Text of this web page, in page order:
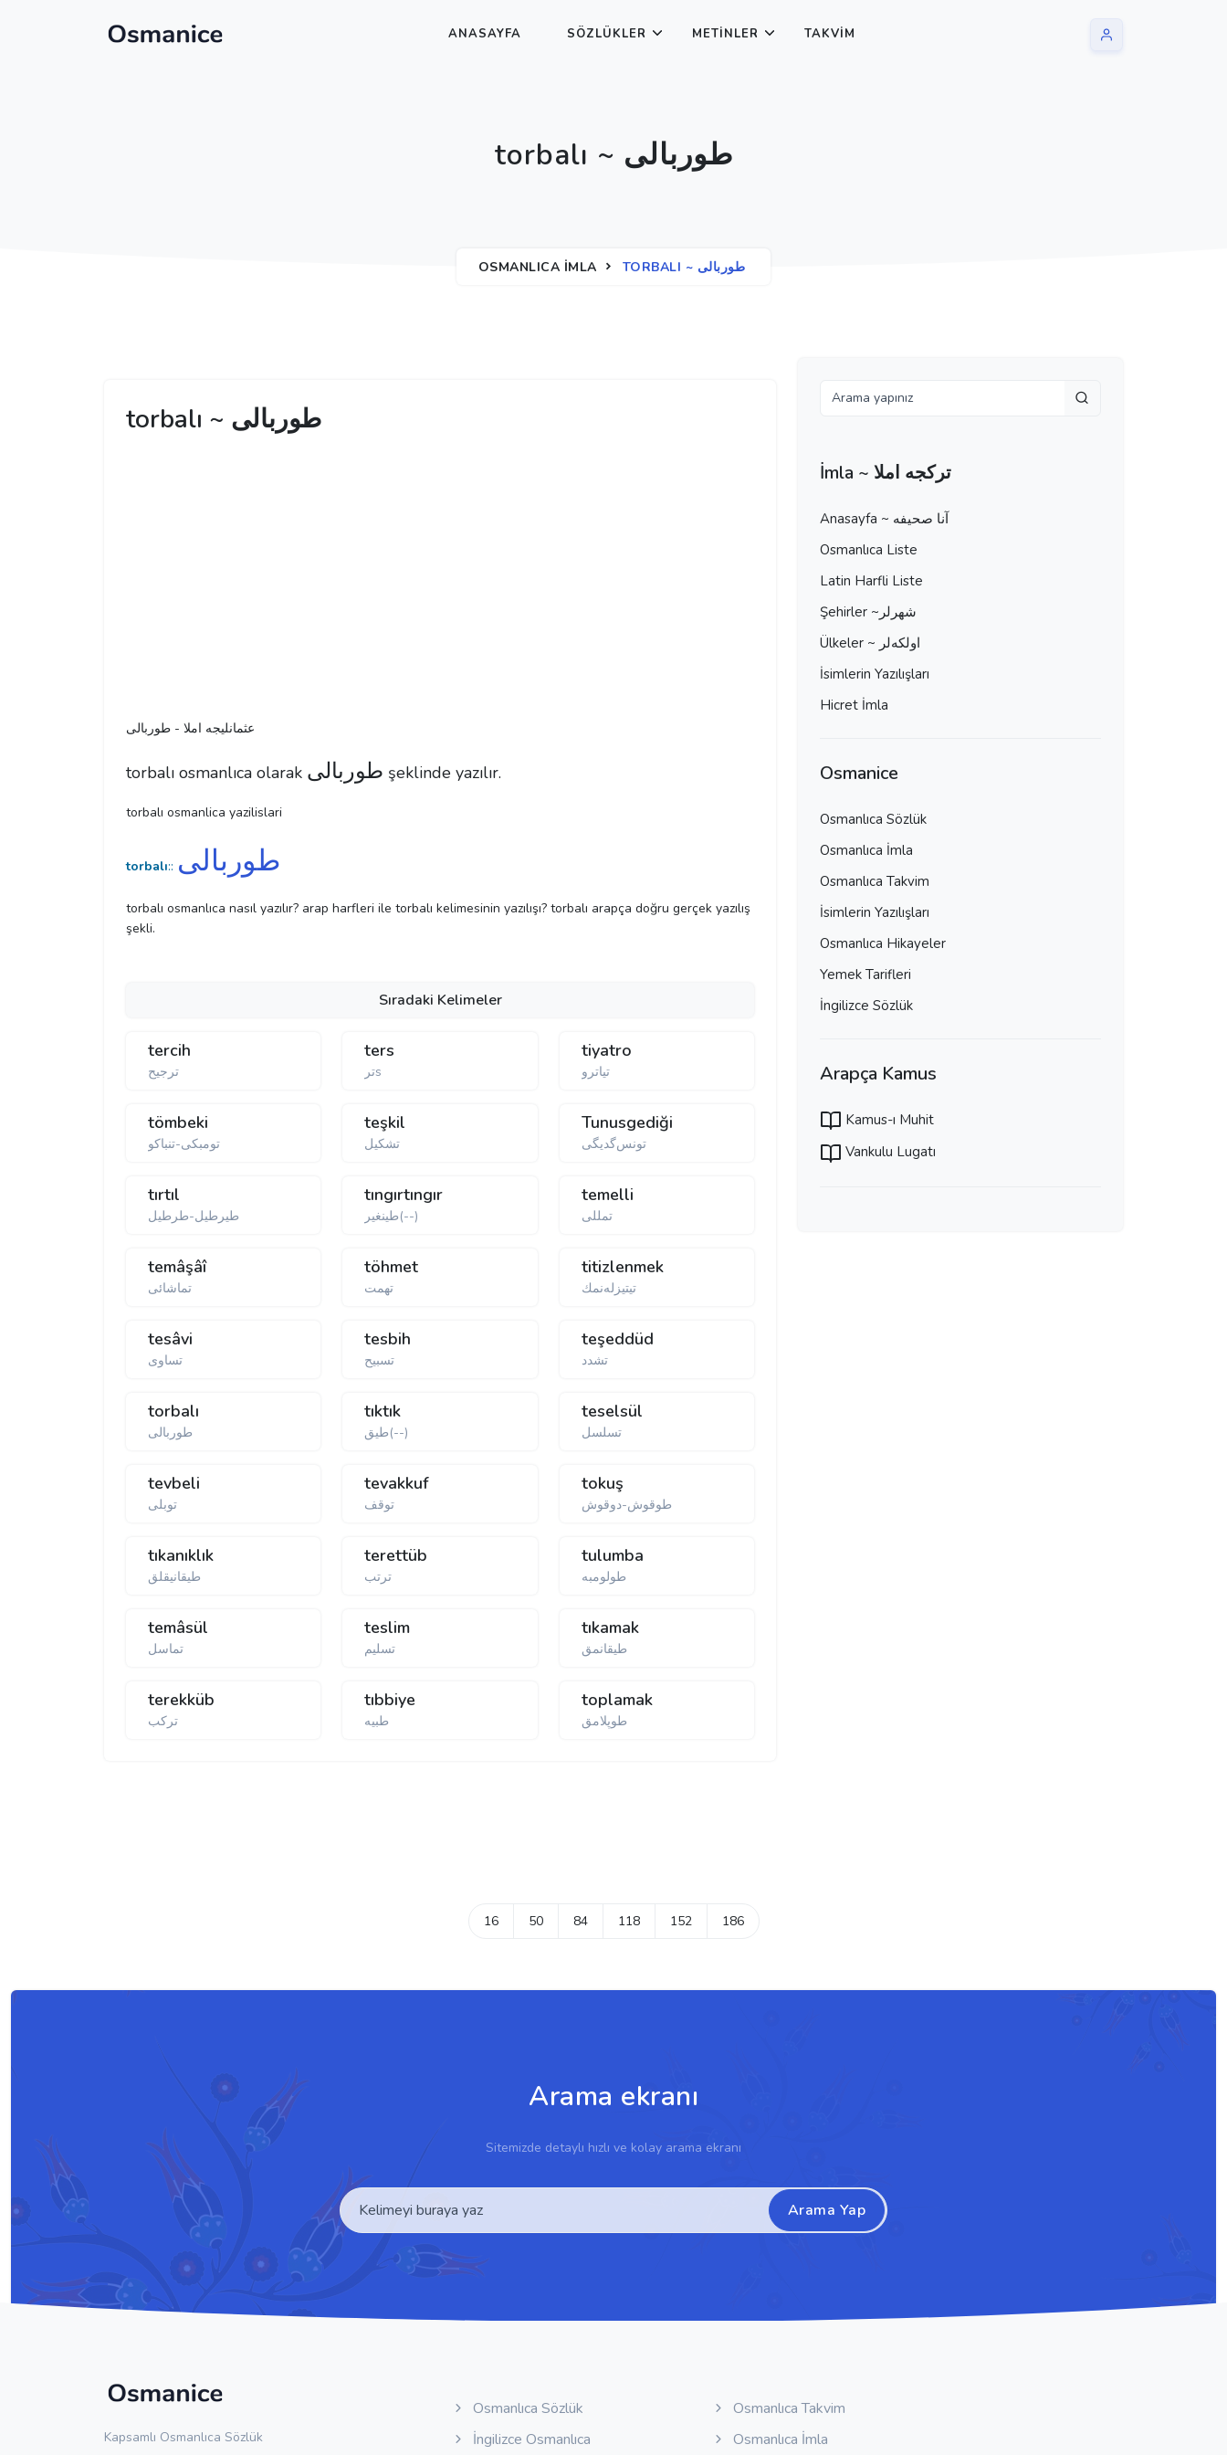
ANASAYFA SÖZLÜKLER METINLER TAKVIM
torbalı ~ طوربالی
OSMANLICA İMLA TORBALI ~ طوربالی
torbalı ~ طوربالی
عثمانليجه املا - طوربالی
torbalı osmanlıca olarak طوربالی şeklinde yazılır.
torbalı osmanlica yazilislari
torbalı:: طوربالی
torbalı osmanlıca nasıl yazılır? arap harfleri ile torbalı kelimesinin yazılışı? torbalı arapça doğru gerçek yazılış
şekli.
Sıradaki Kelimeler
tercih
ترجیح
ters
ترs
tiyatro
تیاترو
tömbeki
تومبكی-تنباكو
teşkil
تشكيل
Tunusgediği
تونس‌گديگی
tırtıl
طيرطيل-طرطيل
tıngırtıngır
طينغير(--)
temelli
تمللی
temâşâî
تماشائی
töhmet
تهمت
titizlenmek
تيتيزله‌نمك
tesâvi
تساوی
tesbih
تسبیح
teşeddüd
تشدد
torbalı
طوربالی
tıktık
طيق(--)
teselsül
تسلسل
tevbeli
توبلی
tevakkuf
توقف
tokuş
طوقوش-دوقوش
tıkanıklık
طيقانيقلق
terettüb
ترتب
tulumba
temâsül
تماسل
teslim
تسلیم
tıkamak
طيقانمق
terekküb
تركب
tıbbiye toplamak
طوپلامق
İmla ~ تركجه املا
Anasayfa ~ آنا صحيفه
Osmanlıca Liste
Latin Harfli Liste
Şehirler ~شهرلر
Ülkeler ~ اولكه‌لر
İsimlerin Yazılışları
Hicret İmla
Osmanice
Osmanlıca Sözlük
Osmanlıca İmla
Osmanlıca Takvim
İsimlerin Yazılışları
Osmanlıca Hikayeler
Yemek Tarifleri
İngilizce Sözlük
Arapça Kamus
Kamus-ı Muhit
Vankulu Lugatı
16 50 84 118 152 186
Arama ekranı
Sitemizde detaylı hızlı ve kolay arama ekranı
Arama Yap
Kapsamlı Osmanlıca Sözlük
Osmanlıca Sözlük
İngilizce Osmanlıca
Osmanlıca Takvim
Osmanlıca İmla